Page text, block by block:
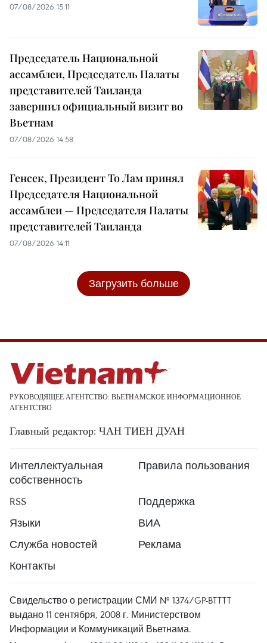
07/08/2026 15:11
Председатель Национальной
ассамблеи, Председатель Палаты
представителей Таиланда
завершил официальный визит во
Вьетнам
07/08/2026 14:58
Генсек, Президент То Лам принял
Председателя Национальной
ассамблеи — Председателя Палаты
представителей Таиланда
07/08/2026 14:11
Загрузить больше
РУКОВОДЯЩЕЕ АГЕНТСТВО: ВЬЕТНАМСКОЕ ИНФОРМАЦИОННОЕ
АГЕНТСТВО
Главный редактор: ЧАН ТИЕН ДУАН
Интеллектуальная
собственность
Правила пользования
RSS
Поддержка
Языки
ВИА
Служба новостей
Реклама
Контакты
Свидельство о регистрации СМИ № 1374/GP-BTTTT
выдано 11 сентября, 2008 г. Министерством
Информации и Коммуникаций Вьетнама.